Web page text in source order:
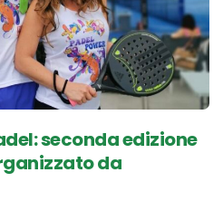
seconda edizione
da